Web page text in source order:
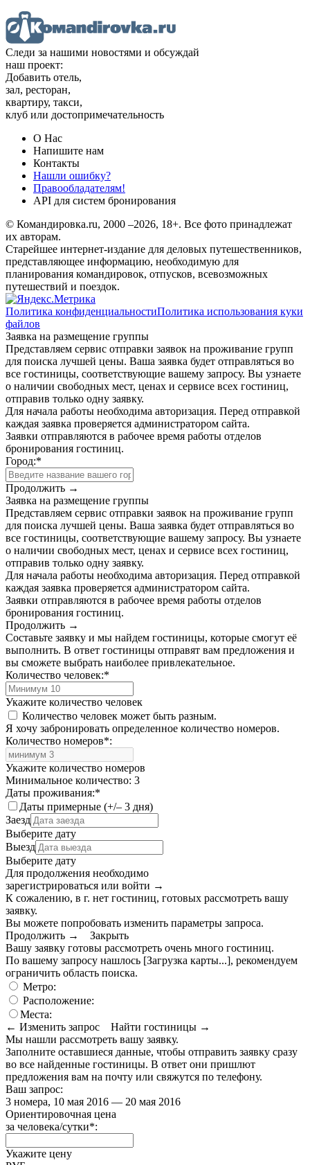
Следи за нашими новостями и обсуждай
наш проект:
Добавить отель,
зал, ресторан,
квартиру, такси,
клуб или достопримечательность
О Нас
Напишите нам
Контакты
Нашли ошибку?
Правообладателям!
API для систем бронирования
© Командировка.ru, 2000 –2026, 18+. Все фото принадлежат
их авторам.
Старейшее интернет-издание для деловых путешественников,
представляющее информацию, необходимую для
планирования командировок, отпусков, всевозможных
путешествий и поездок.
Политика конфиденциальностиПолитика использования куки
файлов
Заявка на размещение группы
Представляем сервис отправки заявок на проживание групп
для поиска лучшей цены. Ваша заявка будет отправляться во
все гостиницы, соответствующие вашему запросу. Вы узнаете
о наличии свободных мест, ценах и сервисе всех гостиниц,
отправив только одну заявку.
Для начала работы необходима авторизация. Перед отправкой
каждая заявка проверяется администратором сайта.
Заявки отправляются в рабочее время работы отделов
бронирования гостиниц.
Город:*
Продолжить →
Заявка на размещение группы
Представляем сервис отправки заявок на проживание групп
для поиска лучшей цены. Ваша заявка будет отправляться во
все гостиницы, соответствующие вашему запросу. Вы узнаете
о наличии свободных мест, ценах и сервисе всех гостиниц,
отправив только одну заявку.
Для начала работы необходима авторизация. Перед отправкой
каждая заявка проверяется администратором сайта.
Заявки отправляются в рабочее время работы отделов
бронирования гостиниц.
Продолжить →
Составьте заявку и мы найдем гостиницы, которые смогут её
выполнить. В ответ гостиницы отправят вам предложения и
вы сможете выбрать наиболее привлекательное.
Количество человек:*
Укажите количество человек
Количество человек может быть разным.
Я хочу забронировать определенное количество номеров.
Количество номеров*:
Укажите количество номеров
Минимальное количество: 3
Даты проживания:*
Даты примерные (+/– 3 дня)
Заезд
Выберите дату
Выезд
Выберите дату
Для продолжения необходимо
зарегистрироваться или войти →
К сожалению, в г. нет гостиниц, готовых рассмотреть вашу
заявку.
Вы можете попробовать изменить параметры запроса.
Продолжить →
Закрыть
Вашу заявку готовы рассмотреть очень много гостиниц.
По вашему запросу нашлось [Загрузка карты...], рекомендуем
ограничить область поиска.
Метро:
Расположение:
Места:
← Изменить запрос
Найти гостиницы →
Мы нашли рассмотреть вашу заявку.
Заполните оставшиеся данные, чтобы отправить заявку сразу
во все найденные гостиницы. В ответ они пришлют
предложения вам на почту или свяжутся по телефону.
Ваш запрос:
3 номера, 10 мая 2016 — 20 мая 2016
Ориентировочная цена
за человека/сутки*:
Укажите цену